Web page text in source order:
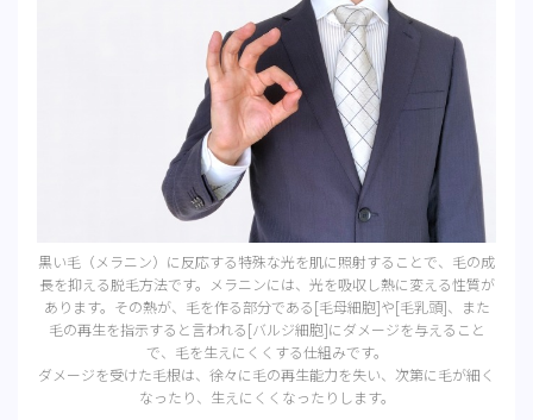
黒い毛（メラニン）に反応する特殊な光を肌に照射することで、毛の成
長を抑える脱毛方法です。メラニンには、光を吸収し熱に変える性質が
あります。その熱が、毛を作る部分である[毛母細胞]や[毛乳頭]、また
毛の再生を指示すると言われる[バルジ細胞]にダメージを与えること
で、毛を生えにくくする仕組みです。
ダメージを受けた毛根は、徐々に毛の再生能力を失い、次第に毛が細く
なったり、生えにくくなったりします。